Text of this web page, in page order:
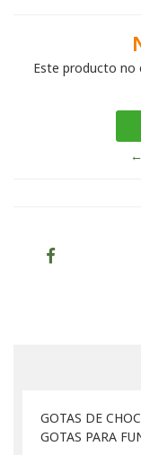
Este producto no
GOTAS DE
GOTAS PARA